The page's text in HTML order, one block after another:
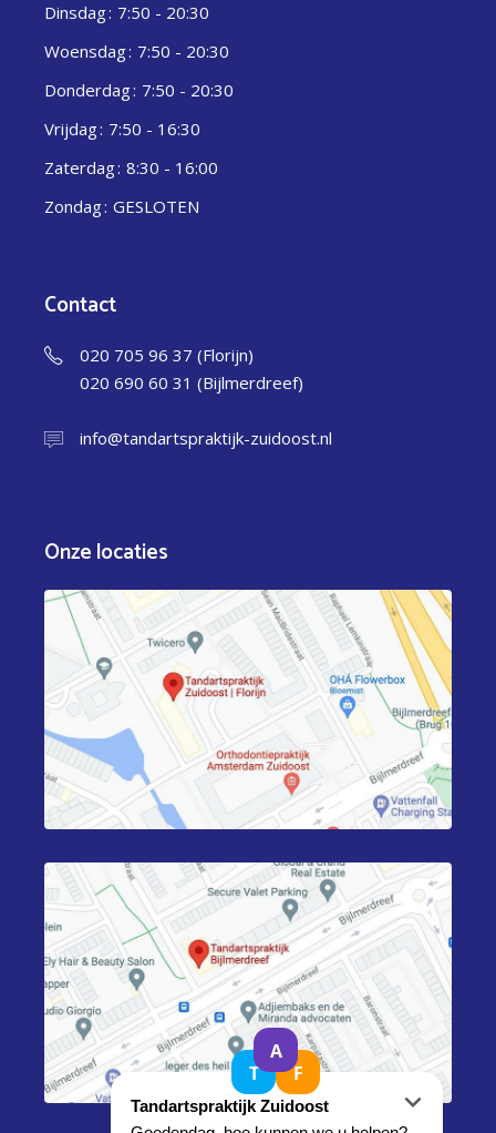
Dinsdag 7:50 - 20:30
Woensdag 7:50 - 20:30
Donderdag 7:50 - 20:30
Vrijdag 7:50 - 16:30
Zaterdag 8:30 - 16:00
Zondag GESLOTEN
Contact
020 705 96 37 (Florijn)
020 690 60 31 (Bijlmerdreef)
info@tandartspraktijk-zuidoost.nl
Onze locaties